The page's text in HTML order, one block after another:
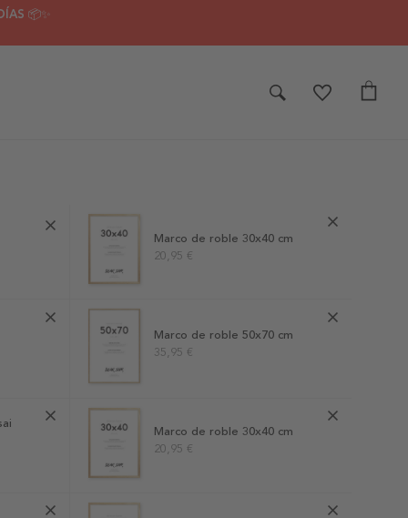
📦✨
Marco de roble 30x40 cm
20,95 €
Marco de roble 50x70 cm
35,95 €
Marco de roble 30x40 cm
20,95 €